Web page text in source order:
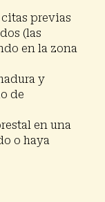
previas
(las
en la zona
y
de
en una
o haya